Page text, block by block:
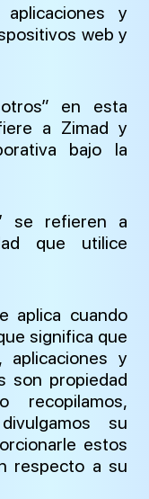
y
web y
en esta
a Zimad y
bajo la
se refieren a
que utilice
aplica cuando
significa que
aplicaciones y
son propiedad
recopilamos,
su
estos
respecto a su